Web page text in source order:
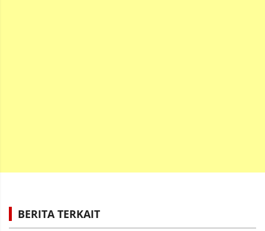
BERITA TERKAIT